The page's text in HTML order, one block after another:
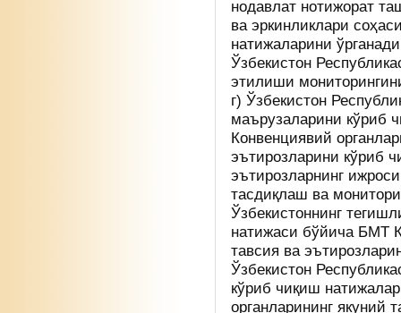
нодавлат нотижорат
ва эркинликлари
натижаларини
Ўзбекистон
этилиши
г) Ўзбекистон
маърузаларини кўриб
Конвенциявий
эътирозларини кўриб
эътирозларнинг
тасдиқлаш ва
Ўзбекистоннинг
натижаси бўйича БМТ
тавсия ва
Ўзбекистон
кўриб чиқиш
органларининг якуний